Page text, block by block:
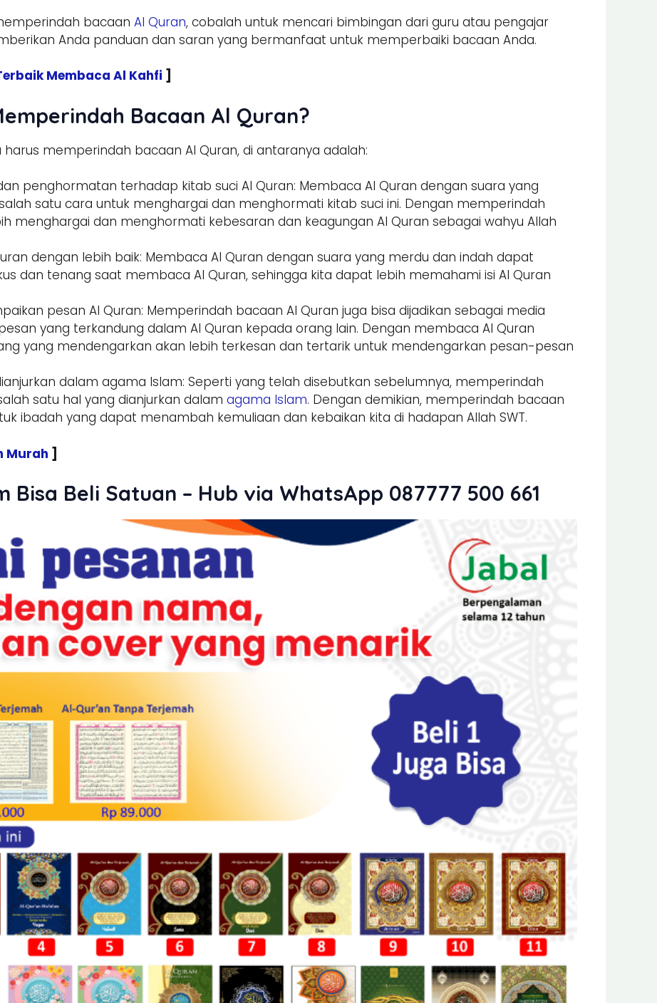
bacaan Al Quran, cobalah untuk mencari bimbingan dari guru atau pengajar
Anda panduan dan saran yang bermanfaat untuk memperbaiki bacaan Anda.
Membaca Al Kahfi ]
Bacaan Al Quran?
memperindah bacaan Al Quran, di antaranya adalah:
penghormatan terhadap kitab suci Al Quran: Membaca Al Quran dengan suara yang
satu cara untuk menghargai dan menghormati kitab suci ini. Dengan memperindah
menghargai dan menghormati kebesaran dan keagungan Al Quran sebagai wahyu Allah
dengan lebih baik: Membaca Al Quran dengan suara yang merdu dan indah dapat
dan tenang saat membaca Al Quran, sehingga kita dapat lebih memahami isi Al Quran
pesan Al Quran: Memperindah bacaan Al Quran juga bisa dijadikan sebagai media
yang terkandung dalam Al Quran kepada orang lain. Dengan membaca Al Quran
yang mendengarkan akan lebih terkesan dan tertarik untuk mendengarkan pesan-pesan
dalam agama Islam: Seperti yang telah disebutkan sebelumnya, memperindah
satu hal yang dianjurkan dalam agama Islam. Dengan demikian, memperindah bacaan
ibadah yang dapat menambah kemuliaan dan kebaikan kita di hadapan Allah SWT.
Murah ]
Bisa Beli Satuan – Hub via WhatsApp 087777 500 661